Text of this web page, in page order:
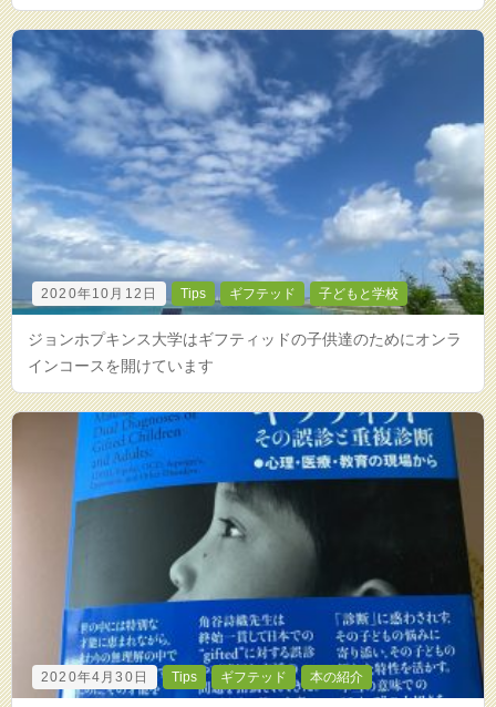
2020年10月12日 Tips ギフテッド 子どもと学校
ジョンホプキンス大学はギフティッドの子供達のためにオンラ
インコースを開けています
2020年4月30日 Tips ギフテッド 本の紹介